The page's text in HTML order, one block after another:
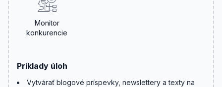
Monitor
konkurencie
Príklady úloh
Vytvárať blogové príspevky, newslettery a texty na